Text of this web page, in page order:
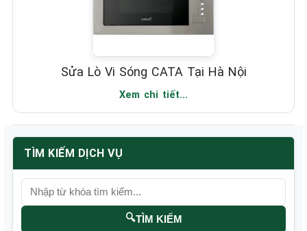
Sửa Lò Vi Sóng CATA Tại Hà Nội
Xem chi tiết...
TÌM KIẾM DỊCH VỤ
🔍TÌM KIẾM